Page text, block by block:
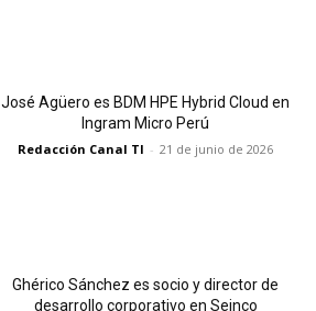
José Agüero es BDM HPE Hybrid Cloud en
Ingram Micro Perú
Redacción Canal TI - 21 de junio de 2026
Ghérico Sánchez es socio y director de
desarrollo corporativo en Seinco